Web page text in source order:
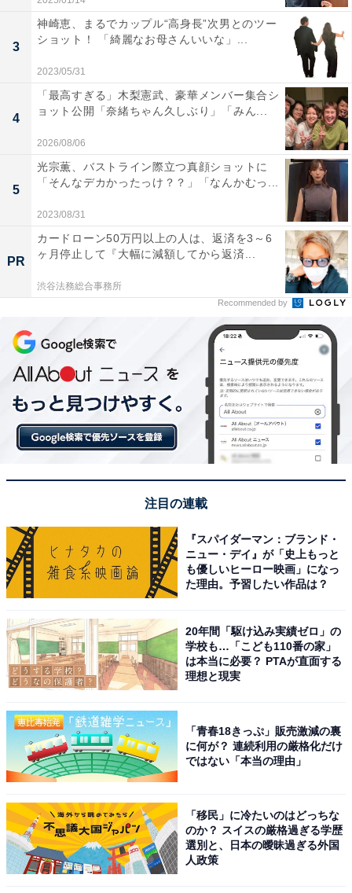
3
神崎恵、まるでカップル“高身長”次男とのツー
ショット！ 「綺麗なお母さんいいな」...
2023/05/31
4
「最高すぎる」木梨憲武、豪華メンバー集合シ
ョット公開「奈緒ちゃん久しぶり」「みん...
2026/08/06
5
光宗薫、バストライン際立つ真顔ショットに
「そんなデカかったっけ？？」「なんかむっ...
2023/08/31
PR
カードローン50万円以上の人は、返済を3～6
ヶ月停止して『大幅に減額してから返済...
渋谷法務総合事務所
Recommended by
注目の連載
『スパイダーマン：ブランド・
ニュー・デイ』が「史上もっと
も優しいヒーロー映画」になっ
た理由。予習したい作品は？
20年間「駆け込み実績ゼロ」の
学校も…「こども110番の家」
は本当に必要？ PTAが直面する
理想と現実
「青春18きっぷ」販売激減の裏
に何が？ 連続利用の厳格化だけ
ではない「本当の理由」
「移民」に冷たいのはどっちな
のか？ スイスの厳格過ぎる学歴
選別と、日本の曖昧過ぎる外国
人政策